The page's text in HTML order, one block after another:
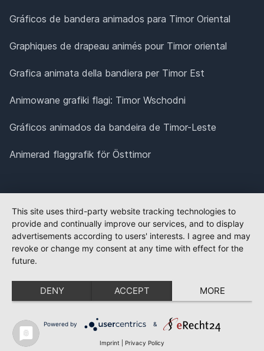
Gráficos de bandera animados para Timor Oriental
Graphiques de drapeau animés pour Timor oriental
Grafica animata della bandiera per Timor Est
Animowane grafiki flagi: Timor Wschodni
Gráficos animados da bandeira de Timor-Leste
Animerad flaggrafik för Östtimor
This site uses third-party website tracking technologies to
provide and continually improve our services, and to display
advertisements according to users' interests. I agree and may
revoke or change my consent at any time with effect for the
future.
DENY ACCEPT MORE
Powered by &
Imprint Privacy Policy